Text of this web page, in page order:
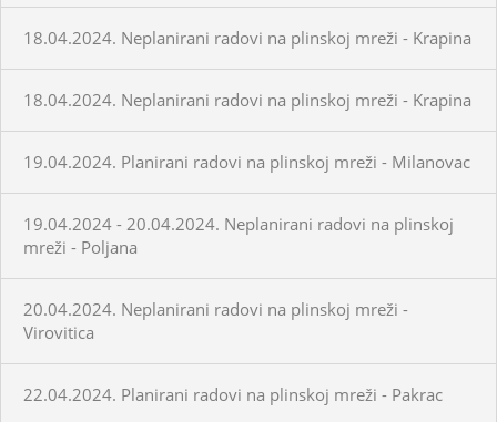
18.04.2024. Neplanirani radovi na plinskoj mreži - Krapina
18.04.2024. Neplanirani radovi na plinskoj mreži - Krapina
19.04.2024. Planirani radovi na plinskoj mreži - Milanovac
19.04.2024 - 20.04.2024. Neplanirani radovi na plinskoj
mreži - Poljana
20.04.2024. Neplanirani radovi na plinskoj mreži -
Virovitica
22.04.2024. Planirani radovi na plinskoj mreži - Pakrac